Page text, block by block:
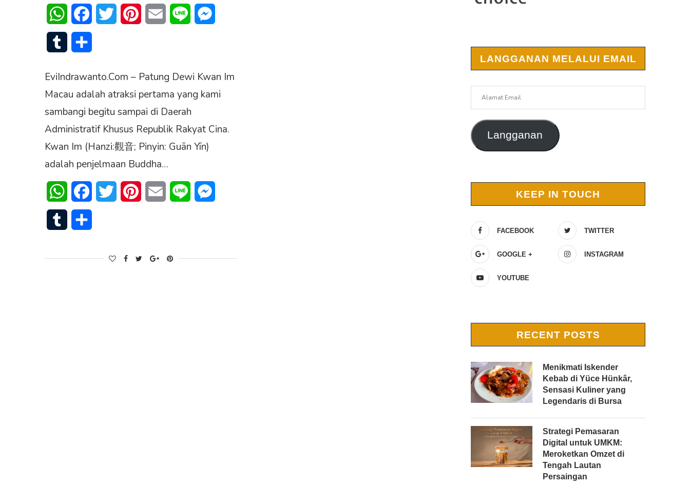
WhatsAppFacebookTwitter PinterestEmail Line
Tumblr
EviIndrawanto.Com – Patung Dewi Kwan Im
Macau adalah atraksi pertama yang kami
sambangi begitu sampai di Daerah
Administratif Khusus Republik Rakyat Cina.
Kwan Im (Hanzi:觀音; Pinyin: Guān Yīn)
adalah penjelmaan Buddha…
WhatsAppFacebookTwitter PinterestEmail Line
Tumblr
LANGGANAN MELALUI EMAIL
Langganan
KEEP IN TOUCH
FACEBOOK TWITTER
GOOGLE + INSTAGRAM
YOUTUBE
RECENT POSTS
Menikmati Iskender
Kebab di Yüce Hünkâr,
Sensasi Kuliner yang
Legendaris di Bursa
Strategi Pemasaran
Digital untuk UMKM:
Meroketkan Omzet di
Tengah Lautan
Persaingan